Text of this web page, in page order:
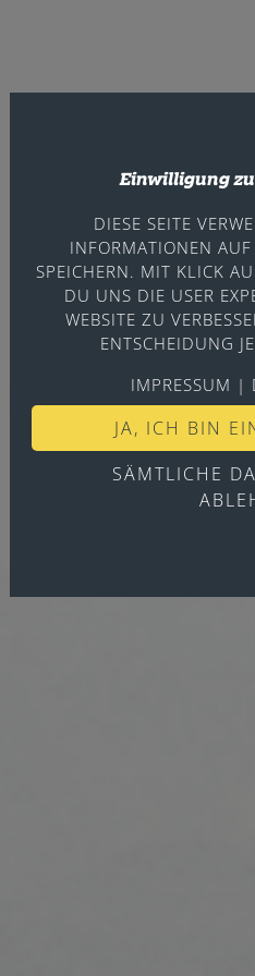
Warum
DER YOUTUBE-KANAL
SOLL CHRISTEN IM
ERMUTIGEN JEDEN TAG
LEBEN UND FEST AUF
DAS ZU FÖRDERN
BOTSCHAFTEN UND
LIVESTREAMS AN.
VIDEO
NEUES BUCH
Einwilligung
DIESE SEITE
INFORMATIONEN
SPEICHERN. MIT KLICK
DU UNS DIE USER
WEBSITE ZU
ENTSCHEIDUNG
IMPRESSUM |
JA, ICH BIN
SÄMTLICHE